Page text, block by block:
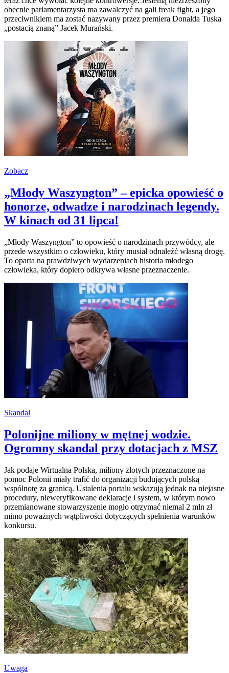
obecnie parlamentarzysta ma zawalczyć na gali freak fight, a jego
przeciwnikiem ma zostać nazywany przez premiera Donalda Tuska
„postacią znaną” Jacek Murański.
Zobacz
„Młody Waszyngton” – epicka opowieść o
honorze, odwadze i narodzinach legendy.
W kinach od 31 lipca!
„Młody Waszyngton” to opowieść o narodzinach przywódcy, ale
przede wszystkim o człowieku, który musiał odnaleźć własną drogę.
To oparta na prawdziwych wydarzeniach historia młodego
człowieka, który dopiero odkrywa własne przeznaczenie.
Skandal
Polonijne miliony w mętnej wodzie.
Ogromny skandal przy dotacjach z MSZ
Jak podaje Wirtualna Polska, miliony złotych przeznaczone na
pomoc Polonii miały trafić do organizacji budujących polską
wspólnotę za granicą. Ustalenia portalu wskazują jednak na niejasne
procedury, nieweryfikowane deklaracje i system, w którym nowo
przemianowane stowarzyszenie mogło otrzymać niemal 2 mln zł
mimo poważnych wątpliwości dotyczących spełnienia warunków
konkursu.
Uwaga